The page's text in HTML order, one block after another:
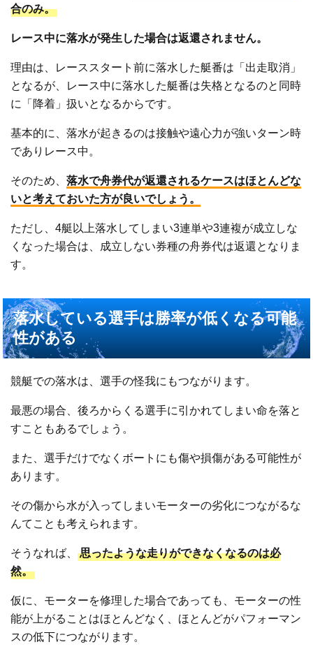
合のみ。
レース中に落水が発生した場合は返還されません。
理由は、レーススタート前に落水した艇番は「出走取消」
となるが、レース中に落水した艇番は失格となるのと同時
に「降着」扱いとなるからです。
基本的に、落水が起きるのは接触や遠心力が強いターン時
でありレース中。
そのため、落水で舟券代が返還されるケースはほとんどな
いと考えておいた方が良いでしょう。
ただし、4艇以上落水してしまい3連単や3連複が成立しな
くなった場合は、成立しない券種の舟券代は返還となりま
す。
落水している選手は勝率が低くなる可能
性がある
競艇での落水は、選手の怪我にもつながります。
最悪の場合、後ろからくる選手に引かれてしまい命を落と
すこともあるでしょう。
また、選手だけでなくボートにも傷や損傷がある可能性が
あります。
その傷から水が入ってしまいモーターの劣化につながるな
んてことも考えられます。
そうなれば、思ったような走りができなくなるのは必
然。
仮に、モーターを修理した場合であっても、モーターの性
能が上がることはほとんどなく、ほとんどがパフォーマン
スの低下につながります。